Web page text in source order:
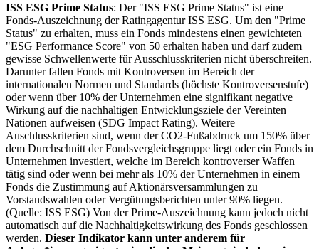
ISS ESG Prime Status: Der "ISS ESG Prime Status" ist eine
Fonds-Auszeichnung der Ratingagentur ISS ESG. Um den "Prime
Status" zu erhalten, muss ein Fonds mindestens einen gewichteten
"ESG Performance Score" von 50 erhalten haben und darf zudem
gewisse Schwellenwerte für Ausschlusskriterien nicht überschreiten.
Darunter fallen Fonds mit Kontroversen im Bereich der
internationalen Normen und Standards (höchste Kontroversenstufe)
oder wenn über 10% der Unternehmen eine signifikant negative
Wirkung auf die nachhaltigen Entwicklungsziele der Vereinten
Nationen aufweisen (SDG Impact Rating). Weitere
Auschlusskriterien sind, wenn der CO2-Fußabdruck um 150% über
dem Durchschnitt der Fondsvergleichsgruppe liegt oder ein Fonds in
Unternehmen investiert, welche im Bereich kontroverser Waffen
tätig sind oder wenn bei mehr als 10% der Unternehmen in einem
Fonds die Zustimmung auf Aktionärsversammlungen zu
Vorstandswahlen oder Vergütungsberichten unter 90% liegen.
(Quelle: ISS ESG) Von der Prime-Auszeichnung kann jedoch nicht
automatisch auf die Nachhaltigkeitswirkung des Fonds geschlossen
werden. Dieser Indikator kann unter anderem für